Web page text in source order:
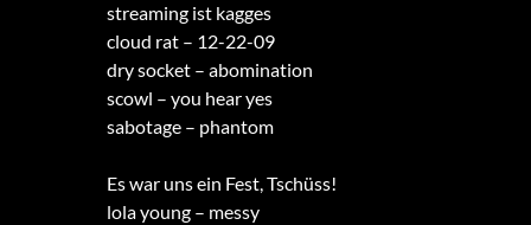
streaming ist kagges
cloud rat – 12-22-09
dry socket – abomination
scowl – you hear yes
sabotage – phantom
Es war uns ein Fest, Tschüss!
lola young – messy